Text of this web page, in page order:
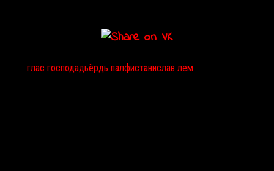
глас господадьёрдь палфистанислав лем